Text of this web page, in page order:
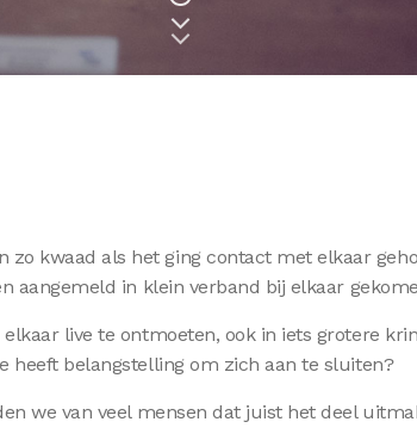
kwaad als het ging contact met elkaar
aangemeld in klein verband bij elkaar
live te ontmoeten, ook in iets grotere
heeft belangstelling om zich aan te sluiten?
we van veel mensen dat juist het deel